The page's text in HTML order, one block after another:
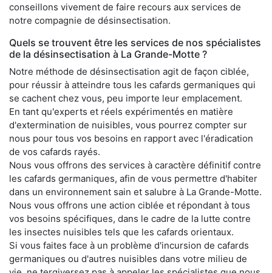
conseillons vivement de faire recours aux services de
notre compagnie de désinsectisation.
Quels se trouvent être les services de nos spécialistes
de la désinsectisation à La Grande-Motte ?
Notre méthode de désinsectisation agit de façon ciblée,
pour réussir à atteindre tous les cafards germaniques qui
se cachent chez vous, peu importe leur emplacement.
En tant qu'experts et réels expérimentés en matière
d'extermination de nuisibles, vous pourrez compter sur
nous pour tous vos besoins en rapport avec l'éradication
de vos cafards rayés.
Nous vous offrons des services à caractère définitif contre
les cafards germaniques, afin de vous permettre d'habiter
dans un environnement sain et salubre à La Grande-Motte.
Nous vous offrons une action ciblée et répondant à tous
vos besoins spécifiques, dans le cadre de la lutte contre
les insectes nuisibles tels que les cafards orientaux.
Si vous faites face à un problème d'incursion de cafards
germaniques ou d'autres nuisibles dans votre milieu de